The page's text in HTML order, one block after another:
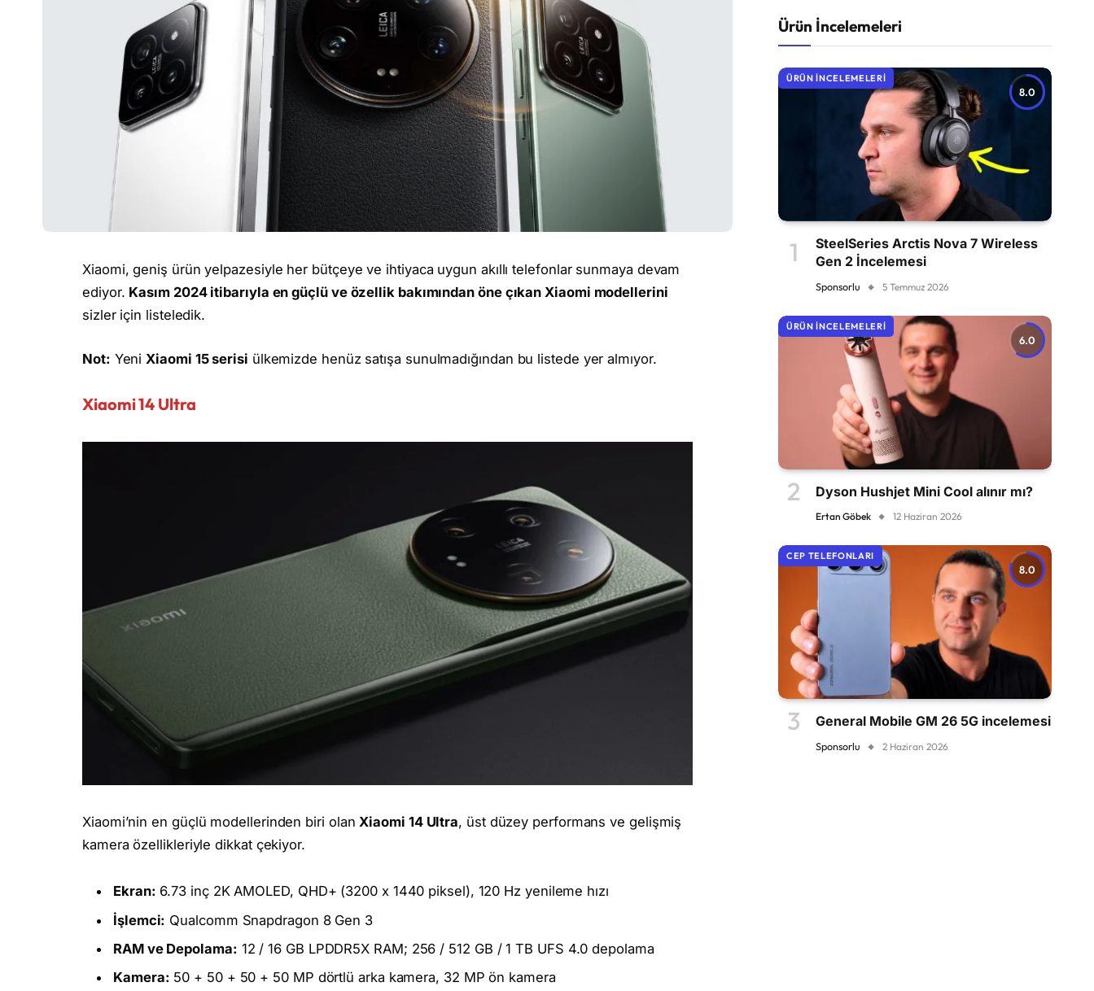
Xiaomi, geniş ürün yelpazesiyle her bütçeye ve ihtiyaca uygun akıllı telefonlar sunmaya devam
ediyor. Kasım 2024 itibarıyla en güçlü ve özellik bakımından öne çıkan Xiaomi modellerini
sizler için listeledik.
Not: Yeni Xiaomi 15 serisi ülkemizde henüz satışa sunulmadığından bu listede yer almıyor.
Xiaomi 14 Ultra
Xiaomi’nin en güçlü modellerinden biri olan Xiaomi 14 Ultra, üst düzey performans ve gelişmiş
kamera özellikleriyle dikkat çekiyor.
Ekran: 6.73 inç 2K AMOLED, QHD+ (3200 x 1440 piksel), 120 Hz yenileme hızı
İşlemci: Qualcomm Snapdragon 8 Gen 3
RAM ve Depolama: 12 / 16 GB LPDDR5X RAM; 256 / 512 GB / 1 TB UFS 4.0 depolama
Kamera: 50 + 50 + 50 + 50 MP dörtlü arka kamera, 32 MP ön kamera
Ürün İncelemeleri
8.0
ÜRÜN İNCELEMELERI
SteelSeries Arctis Nova 7 Wireless
Gen 2 İncelemesi
Sponsorlu 5 Temmuz 2026
6.0
ÜRÜN İNCELEMELERI
Dyson Hushjet Mini Cool alınır mı?
Ertan Göbek 12 Haziran 2026
8.0
CEP TELEFONLARI
General Mobile GM 26 5G incelemesi
Sponsorlu 2 Haziran 2026